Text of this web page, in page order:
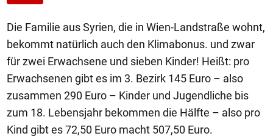
Die Familie aus Syrien, die in Wien-Landstraße wohnt,
bekommt natürlich auch den Klimabonus. und zwar
für zwei Erwachsene und sieben Kinder! Heißt: pro
Erwachsenen gibt es im 3. Bezirk 145 Euro – also
zusammen 290 Euro – Kinder und Jugendliche bis
zum 18. Lebensjahr bekommen die Hälfte – also pro
Kind gibt es 72,50 Euro macht 507,50 Euro.